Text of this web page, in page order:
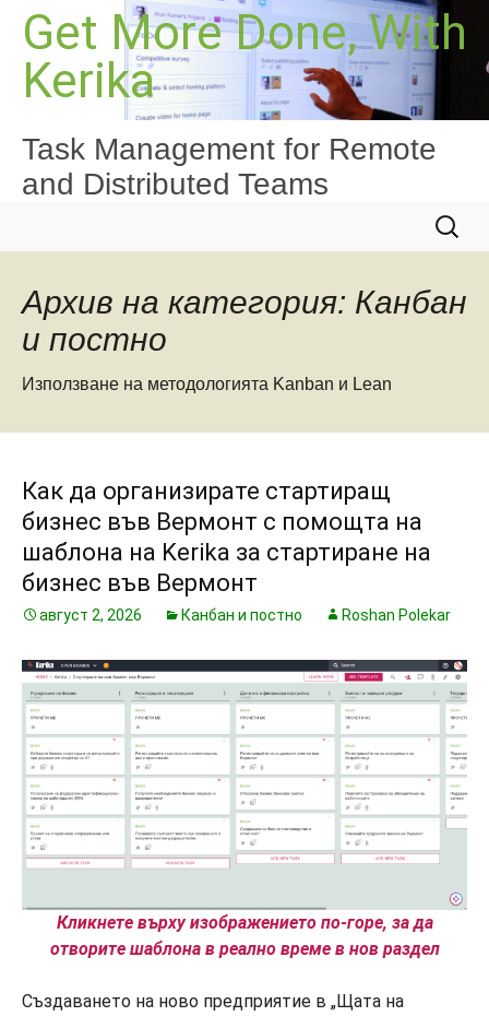
Към
съдържанието
Get More Done, With
Kerika
Task Management for Remote
and Distributed Teams
за:
Архив на категория: Канбан
и постно
Използване на методологията Kanban и Lean
Как да организирате стартиращ
бизнес във Вермонт с помощта на
шаблона на Kerika за стартиране на
бизнес във Вермонт
август 2, 2026 Канбан и постно Roshan Polekar
Кликнете върху изображението по-горе, за да
отворите шаблона в реално време в нов раздел
Създаването на ново предприятие в „Щата на